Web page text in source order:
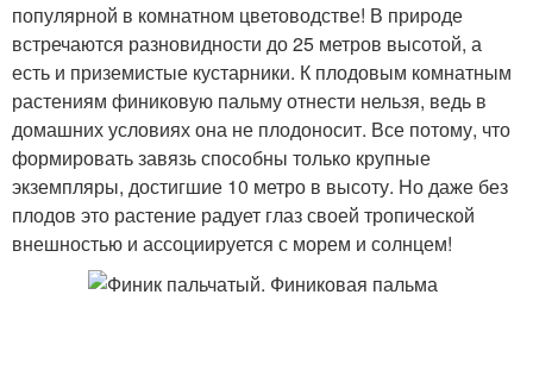
популярной в комнатном цветоводстве! В природе
встречаются разновидности до 25 метров высотой, а
есть и приземистые кустарники. К плодовым комнатным
растениям финиковую пальму отнести нельзя, ведь в
домашних условиях она не плодоносит. Все потому, что
формировать завязь способны только крупные
экземпляры, достигшие 10 метро в высоту. Но даже без
плодов это растение радует глаз своей тропической
внешностью и ассоциируется с морем и солнцем!